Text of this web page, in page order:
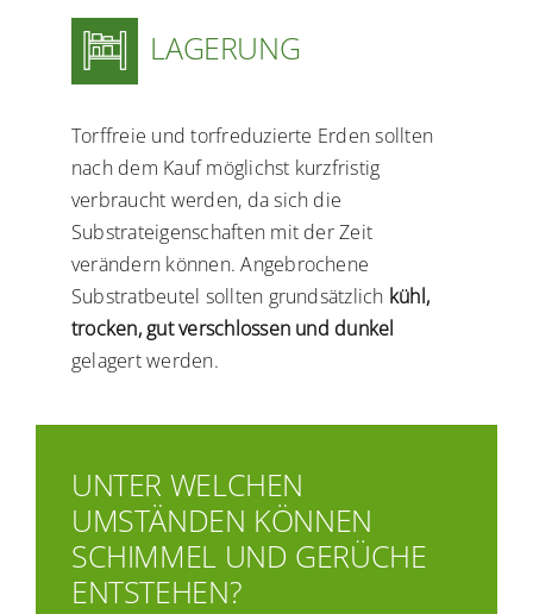
LAGERUNG
Torffreie und torfreduzierte Erden sollten
nach dem Kauf möglichst kurzfristig
verbraucht werden, da sich die
Substrateigenschaften mit der Zeit
verändern können. Angebrochene
Substratbeutel sollten grundsätzlich kühl,
trocken, gut verschlossen und dunkel
gelagert werden.
UNTER WELCHEN
UMSTÄNDEN KÖNNEN
SCHIMMEL UND GERÜCHE
ENTSTEHEN?